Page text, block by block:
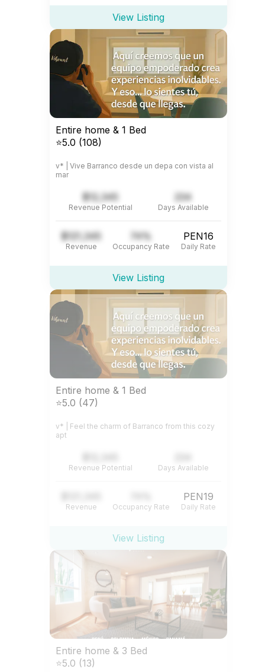
View Listing
Entire home & 1 Bed
⭐5.0 (108)
v* | Vive Barranco desde un depa con vista al
mar
$12,345
Revenue Potential
234
Days Available
$121,345
Revenue
74%
Occupancy Rate
PEN16
Daily Rate
View Listing
Entire home & 1 Bed
⭐5.0 (47)
v* | Feel the charm of Barranco from this cozy
apt
Revenue Potential Days Available
Revenue Occupancy Rate
PEN19
Daily Rate
View Listing
Entire home & 3 Bed
⭐5.0 (13)